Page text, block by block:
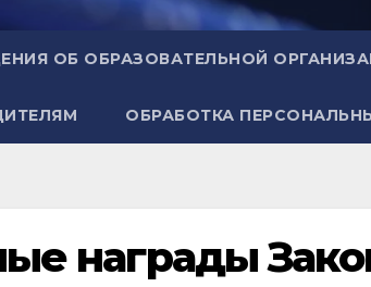
ОБ ОБРАЗОВАТЕЛЬНОЙ
ОБРАБОТКА
награды